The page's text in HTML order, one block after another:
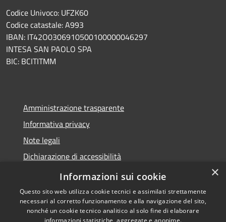
Codice Univoco: UFZK60
Codice catastale: A993
IBAN: IT42O0306910500100000046297
INTESA SAN PAOLO SPA
BIC: BCITITMM
Amministrazione trasparente
Informativa privacy
Note legali
Dichiarazione di accessibilità
Meccanismo di feedback
×
Informazioni sui cookie
Questo sito web utilizza cookie tecnici e assimilati strettamente
necessari al corretto funzionamento e alla navigazione del sito,
nonché un cookie tecnico analitico al solo fine di elaborare
informazioni statistiche, aggregate e anonime.